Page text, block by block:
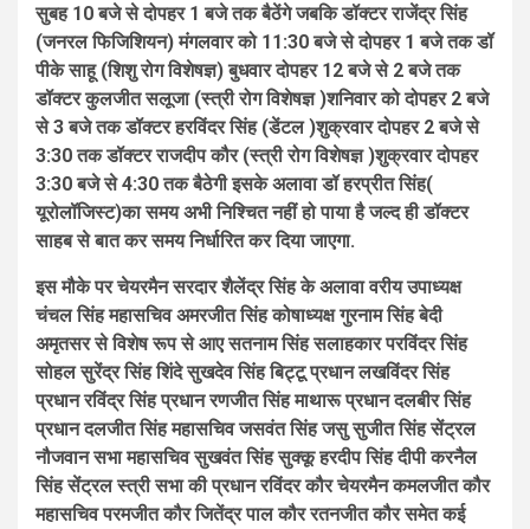
सुबह 10 बजे से दोपहर 1 बजे तक बैठेंगे जबकि डॉक्टर राजेंद्र सिंह
(जनरल फिजिशियन) मंगलवार को 11:30 बजे से दोपहर 1 बजे तक डॉ
पीके साहू (शिशु रोग विशेषज्ञ) बुधवार दोपहर 12 बजे से 2 बजे तक
डॉक्टर कुलजीत सलूजा (स्त्री रोग विशेषज्ञ )शनिवार को दोपहर 2 बजे
से 3 बजे तक डॉक्टर हरविंदर सिंह (डेंटल )शुक्रवार दोपहर 2 बजे से
3:30 तक डॉक्टर राजदीप कौर (स्त्री रोग विशेषज्ञ )शुक्रवार दोपहर
3:30 बजे से 4:30 तक बैठेगी इसके अलावा डॉ हरप्रीत सिंह(
यूरोलॉजिस्ट)का समय अभी निश्चित नहीं हो पाया है जल्द ही डॉक्टर
साहब से बात कर समय निर्धारित कर दिया जाएगा.
इस मौके पर चेयरमैन सरदार शैलेंद्र सिंह के अलावा वरीय उपाध्यक्ष
चंचल सिंह महासचिव अमरजीत सिंह कोषाध्यक्ष गुरनाम सिंह बेदी
अमृतसर से विशेष रूप से आए सतनाम सिंह सलाहकार परविंदर सिंह
सोहल सुरेंद्र सिंह शिंदे सुखदेव सिंह बिट्टू प्रधान लखविंदर सिंह
प्रधान रविंद्र सिंह प्रधान रणजीत सिंह माथारू प्रधान दलबीर सिंह
प्रधान दलजीत सिंह महासचिव जसवंत सिंह जसु सुजीत सिंह सेंट्रल
नौजवान सभा महासचिव सुखवंत सिंह सुक्कू हरदीप सिंह दीपी करनैल
सिंह सेंट्रल स्त्री सभा की प्रधान रविंदर कौर चेयरमैन कमलजीत कौर
महासचिव परमजीत कौर जितेंद्र पाल कौर रतनजीत कौर समेत कई